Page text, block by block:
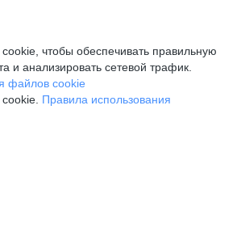
чтобы обеспечивать правильную
и анализировать сетевой трафик.
файлов cookie
Правила использования